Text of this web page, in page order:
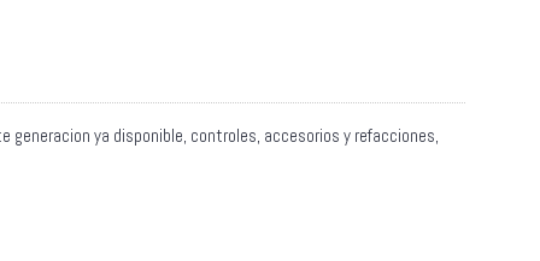
generacion ya disponible, controles, accesorios y refacciones,